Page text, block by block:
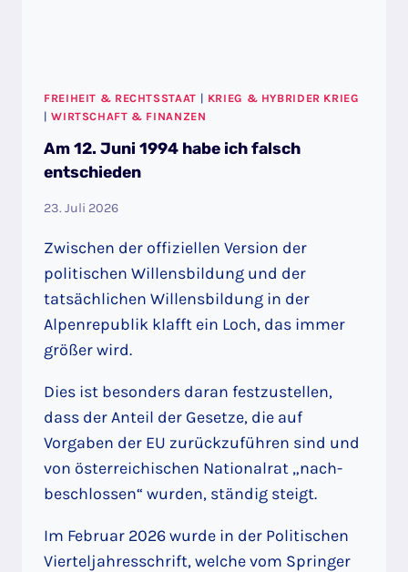
FREIHEIT & RECHTSSTAAT | KRIEG & HYBRIDER KRIEG
|WIRTSCHAFT & FINANZEN
Am 12. Juni 1994 habe ich falsch
entschieden
23. Juli 2026
Zwischen der offiziellen Version der
politischen Willensbildung und der
tatsächlichen Willensbildung in der
Alpenrepublik klafft ein Loch, das immer
größer wird.
Dies ist besonders daran festzustellen,
dass der Anteil der Gesetze, die auf
Vorgaben der EU zurückzuführen sind und
von österreichischen Nationalrat „nach-
beschlossen“ wurden, ständig steigt.
Im Februar 2026 wurde in der Politischen
Vierteljahresschrift, welche vom Springer